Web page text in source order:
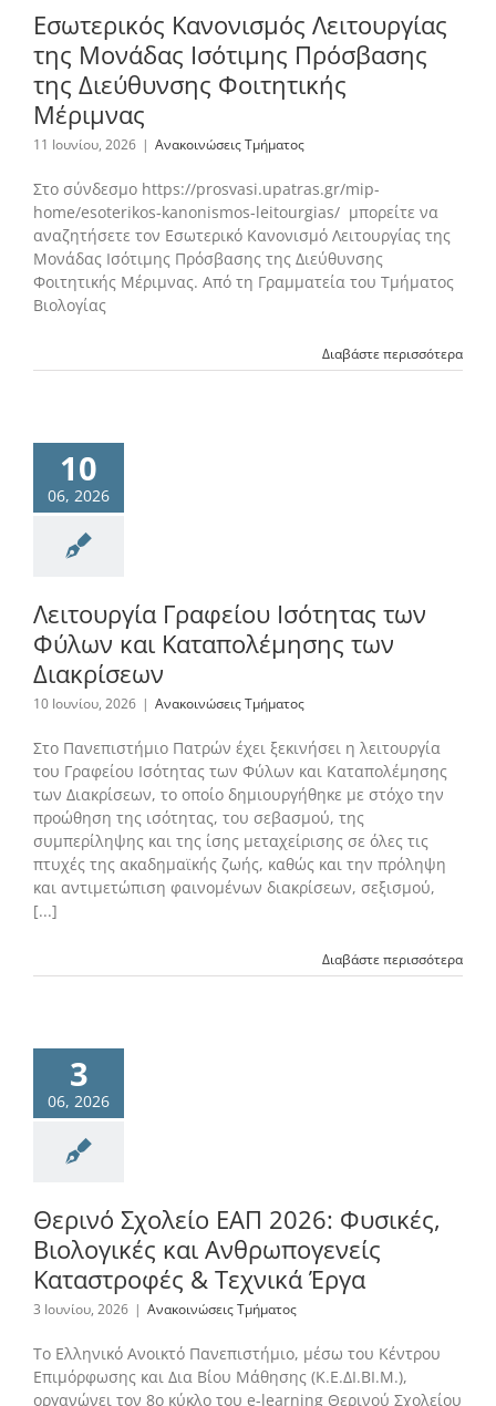
Εσωτερικός Κανονισμός Λειτουργίας
της Μονάδας Ισότιμης Πρόσβασης
της Διεύθυνσης Φοιτητικής
Μέριμνας
11 Ιουνίου, 2026 | Ανακοινώσεις Τμήματος
Στο σύνδεσμο https://prosvasi.upatras.gr/mip-
home/esoterikos-kanonismos-leitourgias/ μπορείτε να
αναζητήσετε τον Εσωτερικό Κανονισμό Λειτουργίας της
Μονάδας Ισότιμης Πρόσβασης της Διεύθυνσης
Φοιτητικής Μέριμνας. Από τη Γραμματεία του Τμήματος
Βιολογίας
Διαβάστε περισσότερα
10
06, 2026
Λειτουργία Γραφείου Ισότητας των
Φύλων και Καταπολέμησης των
Διακρίσεων
10 Ιουνίου, 2026 | Ανακοινώσεις Τμήματος
Στο Πανεπιστήμιο Πατρών έχει ξεκινήσει η λειτουργία
του Γραφείου Ισότητας των Φύλων και Καταπολέμησης
των Διακρίσεων, το οποίο δημιουργήθηκε με στόχο την
προώθηση της ισότητας, του σεβασμού, της
συμπερίληψης και της ίσης μεταχείρισης σε όλες τις
πτυχές της ακαδημαϊκής ζωής, καθώς και την πρόληψη
και αντιμετώπιση φαινομένων διακρίσεων, σεξισμού,
[...]
Διαβάστε περισσότερα
3
06, 2026
Θερινό Σχολείο ΕΑΠ 2026: Φυσικές,
Βιολογικές και Ανθρωπογενείς
Καταστροφές & Τεχνικά Έργα
3 Ιουνίου, 2026 | Ανακοινώσεις Τμήματος
Το Ελληνικό Ανοικτό Πανεπιστήμιο, μέσω του Κέντρου
Επιμόρφωσης και Δια Βίου Μάθησης (Κ.Ε.ΔΙ.ΒΙ.Μ.),
οργανώνει τον 8ο κύκλο του e-learning Θερινού Σχολείου